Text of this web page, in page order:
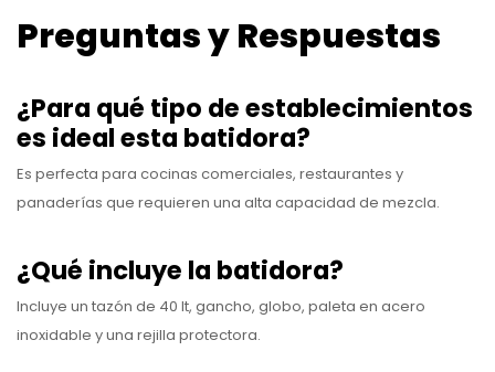
Preguntas y Respuestas
¿Para qué tipo de establecimientos
es ideal esta batidora?
Es perfecta para cocinas comerciales, restaurantes y
panaderías que requieren una alta capacidad de mezcla.
¿Qué incluye la batidora?
Incluye un tazón de 40 lt, gancho, globo, paleta en acero
inoxidable y una rejilla protectora.